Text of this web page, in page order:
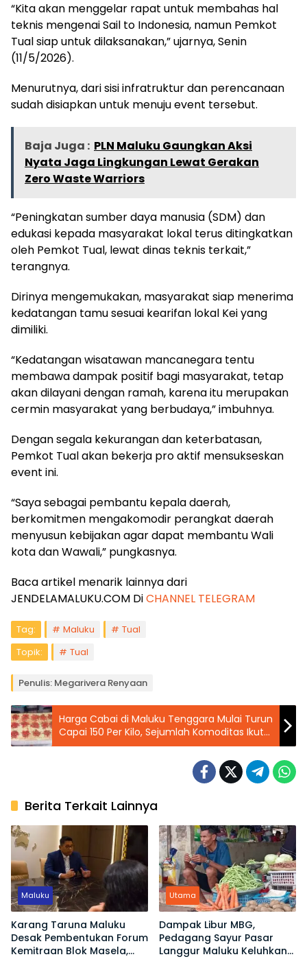
“Kita akan menggelar rapat untuk membahas hal
teknis mengenai Sail to Indonesia, namun Pemkot
Tual siap untuk dilaksanakan,” ujarnya, Senin
(11/5/2026).
Menurutnya, dari sisi infratruktur dan perencanaan
sudah disiapkan untuk menuju event tersebut.
Baja Juga : PLN Maluku Gaungkan Aksi
Nyata Jaga Lingkungan Lewat Gerakan
Zero Waste Warriors
“Peningkatan sumber daya manusia (SDM) dan
edukasi kepada masyarakat lokal terus ditingkatkan
oleh Pemkot Tual, lewat dinas teknis terkait,”
terangnya.
Dirinya mengemukakan, masyarakat siap menerima
kedatangan tamu sesuai kearifan lokal Kei yang
dimiliki.
“Kedatangan wisatawan mancanegara tentu
membawa dampak positif bagi masyarakat, tetap
akan dilayani dengan ramah, karena itu merupakan
cermin masyarakat yang berbudaya,” imbuhnya.
Dengan segala kekurangan dan keterbatasan,
Pemkot Tual akan bekerja pro aktif mensukseskan
event ini.
“Saya sebagai pembantu kepala daerah,
berkomitmen mengakomodir perangkat daerah
menyusun kebijakan agar dapat membantu Wali
kota dan Wawali,” pungkasnya.
Baca artikel menarik lainnya dari
JENDELAMALUKU.COM DiCHANNEL TELEGRAM
Tag: Maluku
Tual
Topik:
Tual
Penulis: Megarivera Renyaan
Harga Cabai di Maluku Tenggara Mulai Turun
Capai 150 Per Kilo, Sejumlah Komoditas Ikut
Melandai
Berita Terkait Lainnya
Maluku
Karang Taruna Maluku
Desak Pembentukan Forum
Kemitraan Blok Masela,
Utama
Dampak Libur MBG,
Pedagang Sayur Pasar
Langgur Maluku Keluhkan